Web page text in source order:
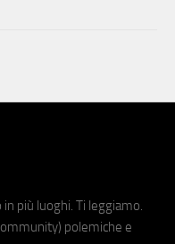
più luoghi. Ti leggiamo.
polemiche e